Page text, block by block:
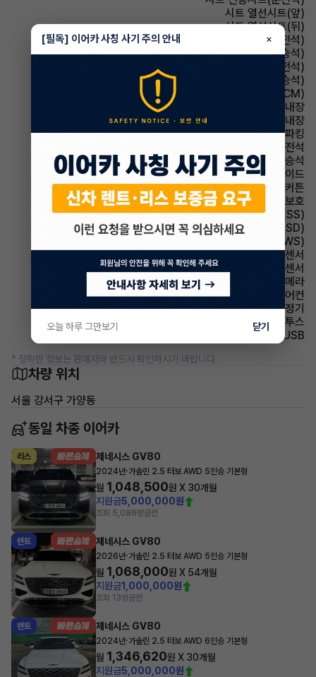
시트 열선시트(앞)
시트 열선시트(뒤)
시트 메모리시트(운전석)
시트 메모리시트(동승석)
시트 통풍시트(운전석)
시트 통풍시트(동승석)
룸미러 전자식 룸미러(ECM)
룸미러 하이패스 내장
스티어링휠 열선내장
파킹 전자식 파킹
에어백 운전석
에어백 동승석
에어백 사이드
에어백 커튼
에어백 무릎보호
주행안전 급제동경보시스템(ESS)
주행안전 후측방경보시스템(BSD)
주행안전 차선이탈경보(LDWS)
주차보조 전방감지센서
주차보조 후방감지센서
주차보조 후방카메라
에어컨 풀오토에어컨
에어컨 공기청정기
유무선단자 블루투스
유무선단자 USB
* 정확한 정보는 판매자와 반드시 확인하시기 바랍니다.
차량 위치
서울 강서구 가양동
동일 차종 이어카
리스 제네시스 GV80
2024년·가솔린 2.5 터보 AWD 5인승 기본형
월 1,048,500원 X 30개월
지원금5,000,000원
조회 5,086방금전
렌트 제네시스 GV80
2026년·가솔린 2.5 터보 AWD 5인승 기본형
월 1,068,000원 X 54개월
지원금1,000,000원
조회 13방금전
렌트 제네시스 GV80
2024년·가솔린 2.5 터보 AWD 6인승 기본형
월 1,346,620원 X 30개월
지원금5,000,000원
[필독] 이어카 사칭 사기 주의 안내 ×
오늘 하루 그만보기 닫기